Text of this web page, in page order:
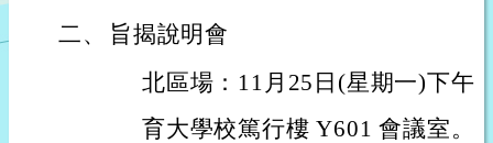
二、
旨揭說明會
北區場：11月25日(星期一)下午
育大學校篤行樓 Y601 會議室。